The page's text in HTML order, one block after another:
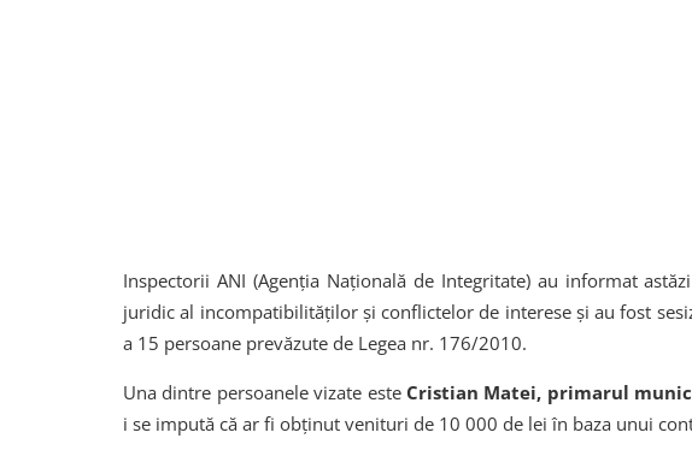
Inspectorii ANI (Agenția Națională de Integritate) au informat
juridic al incompatibilităților și conflictelor de interese și au fost
a 15 persoane prevăzute de Legea nr. 176/2010.
Una dintre persoanele vizate este Cristian Matei, primarul
i se impută că ar fi obținut venituri de 10 000 de lei în baza unui